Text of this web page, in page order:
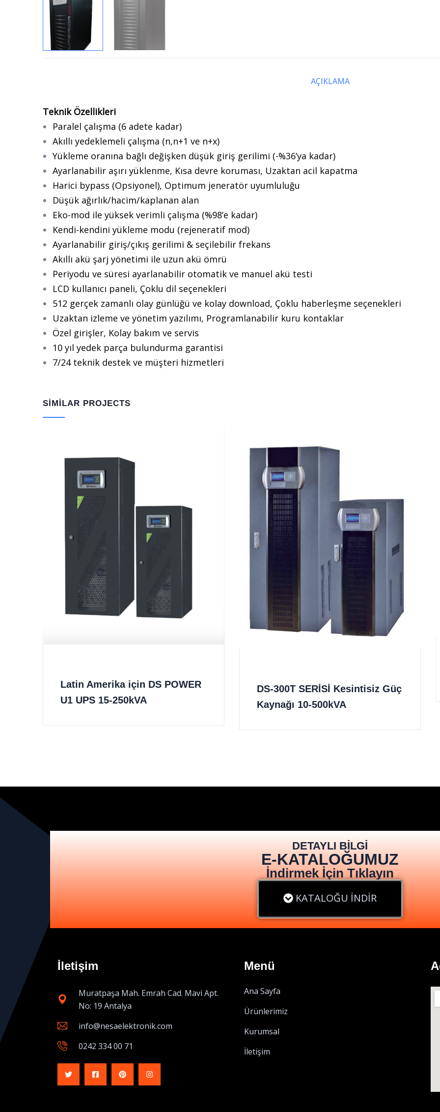
AÇIKLAMA
Teknik Özellikleri
Paralel çalışma (6 adete kadar)
Akıllı yedeklemeli çalışma (n,n+1 ve n+x)
Yükleme oranına bağlı değişken düşük giriş gerilimi (-%36’ya kadar)
Ayarlanabilir aşırı yüklenme, Kısa devre koruması, Uzaktan acil kapatma
Harici bypass (Opsiyonel), Optimum jeneratör uyumluluğu
Düşük ağırlık/hacim/kaplanan alan
Eko-mod ile yüksek verimli çalışma (%98’e kadar)
Kendi-kendini yükleme modu (rejeneratif mod)
Ayarlanabilir giriş/çıkış gerilimi & seçilebilir frekans
Akıllı akü şarj yönetimi ile uzun akü ömrü
Periyodu ve süresi ayarlanabilir otomatik ve manuel akü testi
LCD kullanıcı paneli, Çoklu dil seçenekleri
512 gerçek zamanlı olay günlüğü ve kolay download, Çoklu haberleşme seçenekleri
Uzaktan izleme ve yönetim yazılımı, Programlanabilir kuru kontaklar
Özel girişler, Kolay bakım ve servis
10 yıl yedek parça bulundurma garantisi
7/24 teknik destek ve müşteri hizmetleri
SIMILAR PROJECTS
Latin Amerika için DS POWER
U1 UPS 15-250kVA
DS-300T SERİSİ Kesintisiz Güç
Kaynağı 10-500kVA
DETAYLI BİLGİ
E-KATALOĞUMUZ
İndirmek İçin Tıklayın
KATALOĞU İNDİR
İletişim
Muratpaşa Mah. Emrah Cad. Mavi Apt.
No: 19 Antalya
info@nesaelektronik.com
0242 334 00 71
Menü
Ana Sayfa
Ürünlerimiz
Kurumsal
İletişim